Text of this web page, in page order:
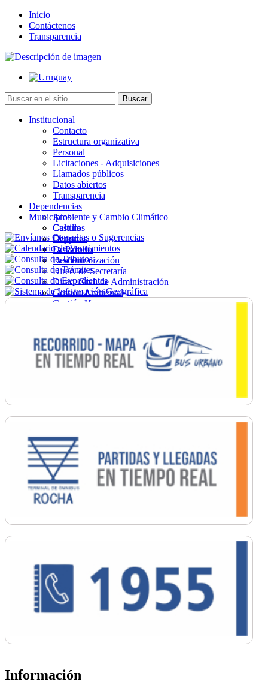
Inicio
Contáctenos
Transparencia
Institucional
Contacto
Estructura organizativa
Personal
Licitaciones - Adquisiciones
Llamados públicos
Datos abiertos
Transparencia
Dependencias
Ambiente y Cambio Climático
Cultura
Deportes
Desarrollo
Descentralización
Direc. de Secretaría
Direc. Gral. de Administración
Gestión Ambiental
Gestión Humana
Ordenamiento
Promoción Social
Salud
Secretaría General
Municipios
Castillos
Chuy
La Paloma
Lascano
Información